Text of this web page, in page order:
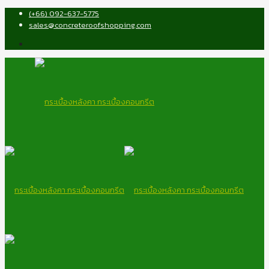
(+66) 092-637-5775
sales@concreteroofshopping.com